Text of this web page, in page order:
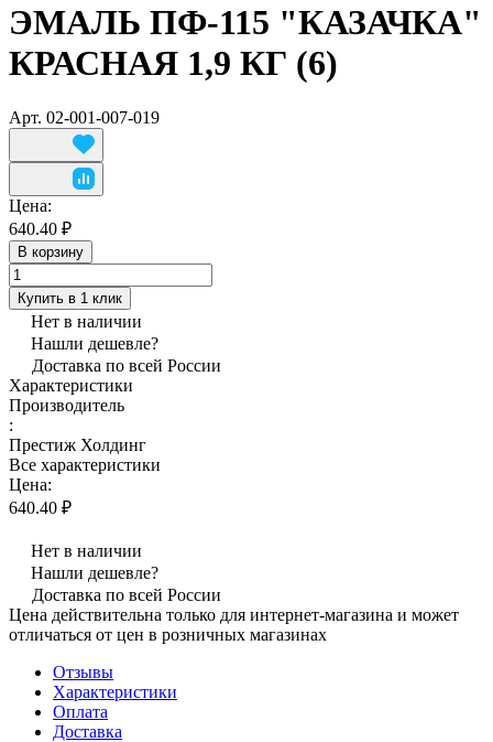
ЭМАЛЬ ПФ-115 "КАЗАЧКА"
КРАСНАЯ 1,9 КГ (6)
Арт. 02-001-007-019
Цена:
640.40 ₽
В корзину
Купить в 1 клик
Нет в наличии
Нашли дешевле?
Доставка по всей России
Характеристики
Производитель
:
Престиж Холдинг
Все характеристики
Цена:
640.40 ₽
Нет в наличии
Нашли дешевле?
Доставка по всей России
Цена действительна только для интернет-магазина и может
отличаться от цен в розничных магазинах
Отзывы
Характеристики
Оплата
Доставка